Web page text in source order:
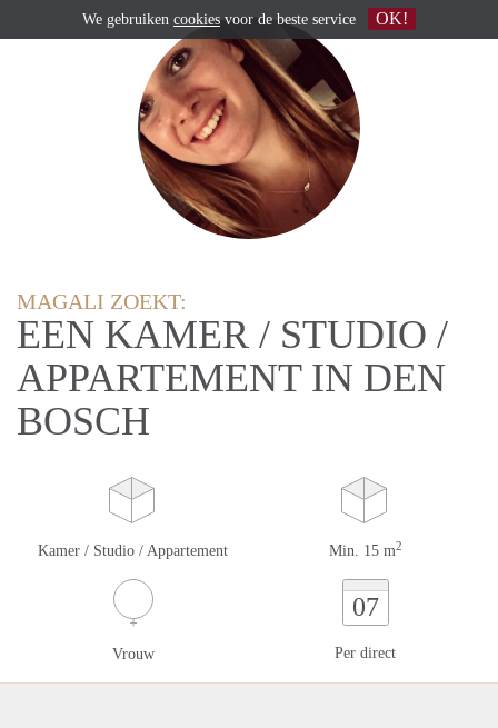
MAGALI ZOEKT:
EEN KAMER / STUDIO /
APPARTEMENT IN DEN
BOSCH
Kamer / Studio / Appartement Min. 15 m2
Vrouw
07
Per direct
We gebruiken cookiesvoor de beste service OK!